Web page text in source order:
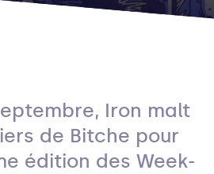
Iron malt
de Bitche pour
édition des Week-